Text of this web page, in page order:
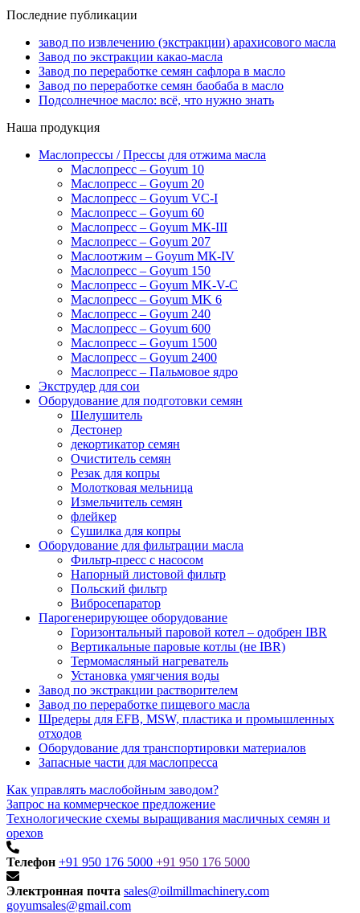
Последние публикации
завод по извлечению (экстракции) арахисового масла
Завод по экстракции какао-масла
Завод по переработке семян сафлора в масло
Завод по переработке семян баобаба в масло
Подсолнечное масло: всё, что нужно знать
Наша продукция
Маслопрессы / Прессы для отжима масла
Маслопресс – Goyum 10
Маслопресс – Goyum 20
Маслопресс – Goyum VC-I
Маслопресс – Goyum 60
Маслопресс – Goyum МК-III
Маслопресс – Goyum 207
Маслоотжим – Goyum МК-IV
Маслопресс – Goyum 150
Маслопресс – Goyum MK-V-C
Маслопресс – Goyum MK 6
Маслопресс – Goyum 240
Маслопресс – Goyum 600
Маслопресс – Goyum 1500
Маслопресс – Goyum 2400
Маслопресс – Пальмовое ядро
Экструдер для сои
Оборудование для подготовки семян
Шелушитель
Дестонер
декортикатор семян
Очиститель семян
Резак для копры
Молотковая мельница
Измельчитель семян
флейкер
Сушилка для копры
Оборудование для фильтрации масла
Фильтр-пресс с насосом
Напорный листовой фильтр
Польский фильтр
Вибросепаратор
Парогенерирующее оборудование
Горизонтальный паровой котел – одобрен IBR
Вертикальные паровые котлы (не IBR)
Термомасляный нагреватель
Установка умягчения воды
Завод по экстракции растворителем
Завод по переработке пищевого масла
Шредеры для EFB, MSW, пластика и промышленных
отходов
Оборудование для транспортировки материалов
Запасные части для маслопресса
Как управлять маслобойным заводом?
Запрос на коммерческое предложение
Технологические схемы выращивания масличных семян и
орехов
Телефон +91 950 176 5000 +91 950 176 5000
Электронная почта sales@oilmillmachinery.com
goyumsales@gmail.com